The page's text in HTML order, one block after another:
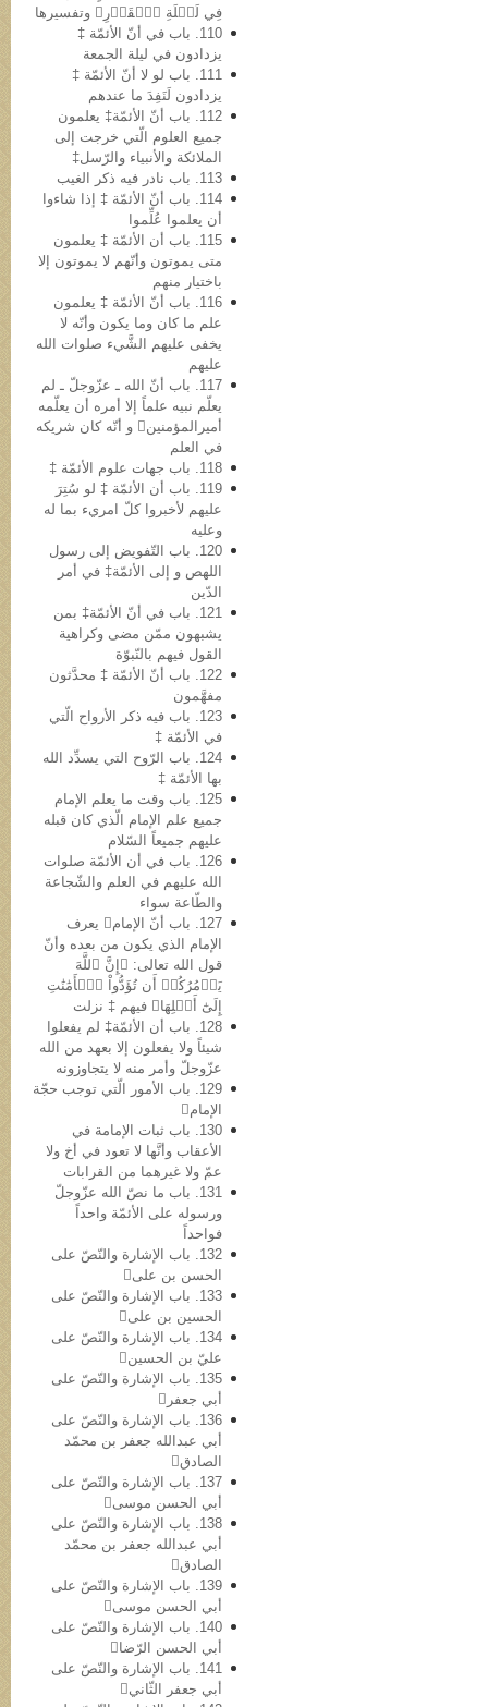
فِي لَيۡلَةِ ٱلۡقَدۡرِ﴾ وتفسیرها
110. باب في أنّ الأئمّة ‡
یزدادون في لیلة الجمعة
111. باب لو لا أنّ الأئمّة ‡
یزدادون لَنَفِدَ ما عندهم
112. باب أنّ الأئمّة‡ یعلمون
جمیع العلوم الّتي خرجت إلى
الملائکة والأنبیاء والرّسل‡
113. باب نادر فیه ذکر الغیب
114. باب أنّ الأئمّة ‡ إذا شاءوا
أن یعلموا عُلِّموا
115. باب أن الأئمّة ‡ یعلمون
متی یموتون وأنّهم لا یموتون إلا
باختیار منهم
116. باب أنّ الأئمّة ‡ یعلمون
علم ما کان وما یکون وأنّه لا
یخفی علیهم الشَّيء صلوات الله
علیهم
117. باب أنّ الله ـ عزّوجلّ ـ لم
یعلّم نبیه علماً إلا أمره أن یعلّمه
أمیرالمؤمنین و أنّه کان شریکه
في العلم
118. باب جهات علوم الأئمّة ‡
119. باب أن الأئمّة ‡ لو سُتِرَ
علیهم لأخبروا کلّ امريء بما له
وعلیه
120. باب التّفویض إلی رسول
اللهص و إلی الأئمّة‡ في أمر
الدّین
121. باب في أنّ الأئمّة‡ بمن
یشبهون ممّن مضی وکراهیة
القول فیهم بالنّبوّة
122. باب أنّ الأئمّة ‡ محدَّثون
مفهَّمون
123. باب فیه ذکر الأرواح الّتي
في الأئمّة ‡
124. باب الرّوح التي یسدِّد الله
بها الأئمّة ‡
125. باب وقت ما یعلم الإمام
جمیع علم الإمام الّذي کان قبله
علیهم جمیعاً السّلام
126. باب في أن الأئمّة صلوات
الله علیهم في العلم والشّجاعة
والطّاعة سواء
127. باب أنّ الإمام یعرف
الإمام الذي یکون من بعده وأنّ
قول الله تعالى: ﴿إِنَّ ٱللَّهَ
يَأۡمُرُكُمۡ أَن تُؤَدُّواْ ٱلۡأَمَٰنَٰتِ
إِلَىٰٓ أَهۡلِهَا﴾ فیهم ‡ نزلت
128. باب أن الأئمّة‡ لم یفعلوا
شیئاً ولا یفعلون إلا بعهد من الله
عزّوجلّ وأمر منه لا یتجاوزونه
129. باب الأمور الّتي توجب حجّة
الإمام
130. باب ثبات الإمامة في
الأعقاب وأنَّها لا تعود في أخ ولا
عمّ ولا غیرهما من القرابات
131. باب ما نصّ الله عزّوجلّ
ورسوله علی الأئمّة واحداً
فواحداً
132. باب الإشارة والنّصّ على
الحسن بن علی
133. باب الإشارة والنّصّ علی
الحسین بن علی
134. باب الإشارة والنّصّ علی
عليّ بن الحسین
135. باب الإشارة والنّصّ علی
أبي جعفر
136. باب الإشارة والنّصّ علی
أبي عبدالله جعفر بن محمّد
الصادق
137. باب الإشارة والنّصّ علی
أبي الحسن موسی
138. باب الإشارة والنّصّ علی
أبي عبدالله جعفر بن محمّد
الصادق
139. باب الإشارة والنّصّ علی
أبي الحسن موسی
140. باب الإشارة والنّصّ علی
أبي الحسن الرّضا
141. باب الإشارة والنّصّ علی
أبي جعفر الثّاني